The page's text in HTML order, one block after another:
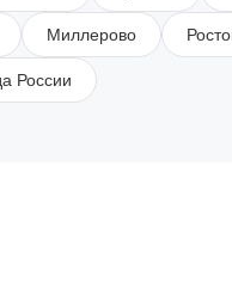
Миллерово
России